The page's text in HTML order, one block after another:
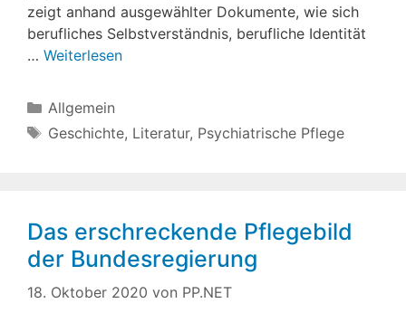
zeigt anhand ausgewählter Dokumente, wie sich
berufliches Selbstverständnis, berufliche Identität
… Weiterlesen
Kategorien
Allgemein
Schlagwörter
Geschichte, Literatur, Psychiatrische Pflege
Das erschreckende Pflegebild
der Bundesregierung
18. Oktober 2020 von PP.NET